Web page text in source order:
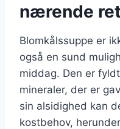
nærende
Blomkålssuppe er
også en sund
middag. Den er
mineraler, der er
sin alsidighed kan
kostbehov,